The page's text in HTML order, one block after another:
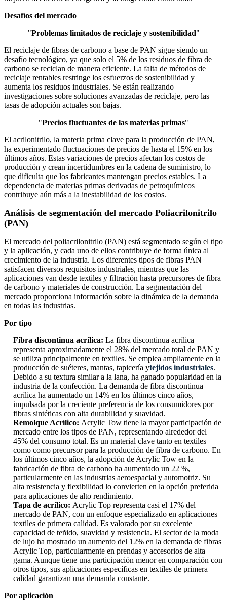
Desafíos del mercado
"Problemas limitados de reciclaje y sostenibilidad"
El reciclaje de fibras de carbono a base de PAN sigue siendo un
desafío tecnológico, ya que solo el 5% de los residuos de fibra de
carbono se reciclan de manera eficiente. La falta de métodos de
reciclaje rentables restringe los esfuerzos de sostenibilidad y
aumenta los residuos industriales. Se están realizando
investigaciones sobre soluciones avanzadas de reciclaje, pero las
tasas de adopción actuales son bajas.
"Precios fluctuantes de las materias primas"
El acrilonitrilo, la materia prima clave para la producción de PAN,
ha experimentado fluctuaciones de precios de hasta el 15% en los
últimos años. Estas variaciones de precios afectan los costos de
producción y crean incertidumbres en la cadena de suministro, lo
que dificulta que los fabricantes mantengan precios estables. La
dependencia de materias primas derivadas de petroquímicos
contribuye aún más a la inestabilidad de los costos.
Análisis de segmentación del mercado Poliacrilonitrilo
(PAN)
El mercado del poliacrilonitrilo (PAN) está segmentado según el tipo
y la aplicación, y cada uno de ellos contribuye de forma única al
crecimiento de la industria. Los diferentes tipos de fibras PAN
satisfacen diversos requisitos industriales, mientras que las
aplicaciones van desde textiles y filtración hasta precursores de fibra
de carbono y materiales de construcción. La segmentación del
mercado proporciona información sobre la dinámica de la demanda
en todas las industrias.
Por tipo
Fibra discontinua acrílica: La fibra discontinua acrílica
representa aproximadamente el 28% del mercado total de PAN y
se utiliza principalmente en textiles. Se emplea ampliamente en la
producción de suéteres, mantas, tapicería ytejidos industriales.
Debido a su textura similar a la lana, ha ganado popularidad en la
industria de la confección. La demanda de fibra discontinua
acrílica ha aumentado un 14% en los últimos cinco años,
impulsada por la creciente preferencia de los consumidores por
fibras sintéticas con alta durabilidad y suavidad.
Remolque Acrílico: Acrylic Tow tiene la mayor participación de
mercado entre los tipos de PAN, representando alrededor del
45% del consumo total. Es un material clave tanto en textiles
como como precursor para la producción de fibra de carbono. En
los últimos cinco años, la adopción de Acrylic Tow en la
fabricación de fibra de carbono ha aumentado un 22 %,
particularmente en las industrias aeroespacial y automotriz. Su
alta resistencia y flexibilidad lo convierten en la opción preferida
para aplicaciones de alto rendimiento.
Tapa de acrílico: Acrylic Top representa casi el 17% del
mercado de PAN, con un enfoque especializado en aplicaciones
textiles de primera calidad. Es valorado por su excelente
capacidad de teñido, suavidad y resistencia. El sector de la moda
de lujo ha mostrado un aumento del 12% en la demanda de fibras
Acrylic Top, particularmente en prendas y accesorios de alta
gama. Aunque tiene una participación menor en comparación con
otros tipos, sus aplicaciones específicas en textiles de primera
calidad garantizan una demanda constante.
Por aplicación